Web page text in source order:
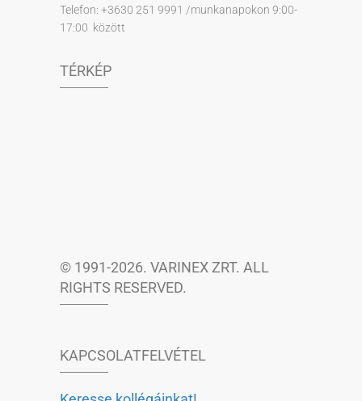
Telefon: +3630 251 9991 /munkanapokon 9:00-
17:00 között
TÉRKÉP
© 1991-2026. VARINEX ZRT. ALL
RIGHTS RESERVED.
KAPCSOLATFELVÉTEL